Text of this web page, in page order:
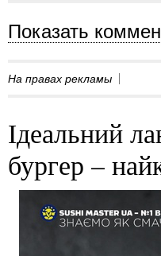
Показать
На правах рекламы
Ідеальний
бургер –